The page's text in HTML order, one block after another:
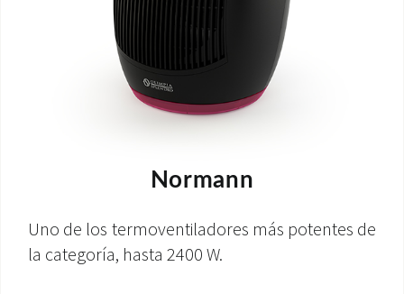
Normann
Uno de los termoventiladores más potentes de
la categoría, hasta 2400 W.